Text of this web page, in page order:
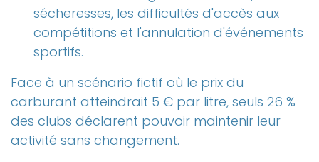
sécheresses, les difficultés d'accès aux
compétitions et l'annulation d'événements
sportifs.
Face à un scénario fictif où le prix du
carburant atteindrait 5 € par litre, seuls 26 %
des clubs déclarent pouvoir maintenir leur
activité sans changement.